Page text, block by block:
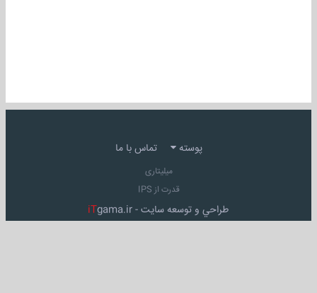
پوسته تماس با ما
میلیتاری
قدرت از IPS
طراحي و توسعه سايت - iTgama.ir